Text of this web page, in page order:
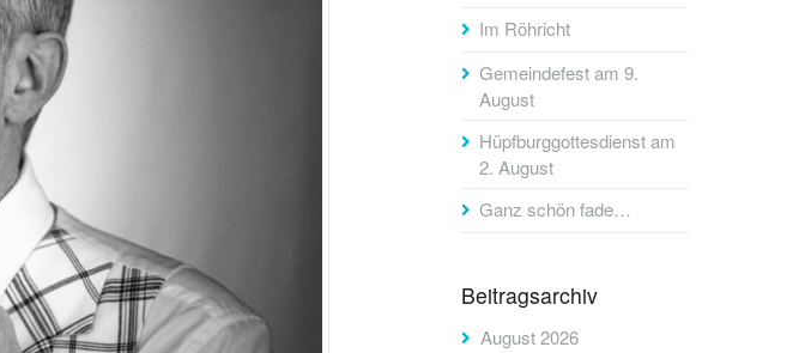
Im Röhricht
Gemeindefest am 9.
August
Hüpfburggottesdienst am
2. August
Ganz schön fade…
Beitragsarchiv
August 2026